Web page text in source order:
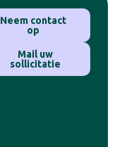
Neem contact
op
Mail uw
sollicitatie